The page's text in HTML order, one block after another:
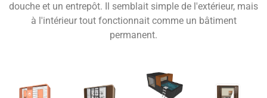
douche et un entrepôt. Il semblait simple de l'extérieur, mais
à l'intérieur tout fonctionnait comme un bâtiment
permanent.